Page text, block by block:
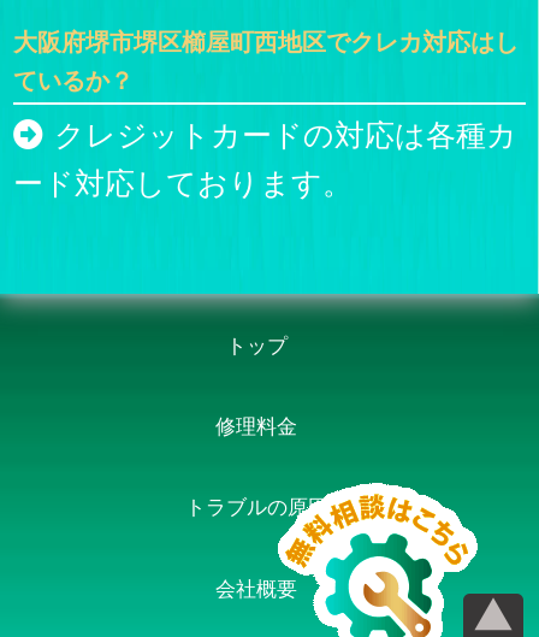
大阪府堺市堺区櫛屋町西地区でクレカ対応はし
ているか？
クレジットカードの対応は各種カ
ード対応しております。
トップ
修理料金
トラブルの原因
会社概要